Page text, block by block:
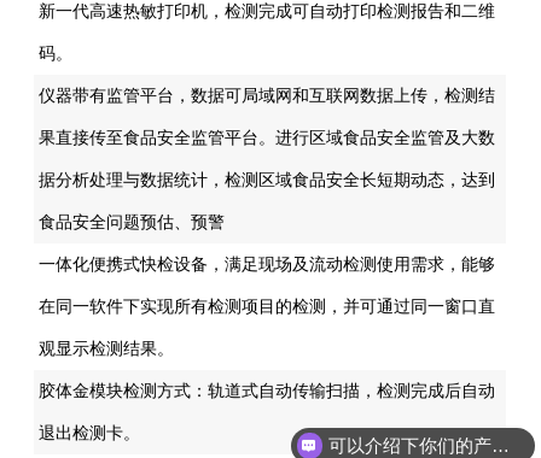
新一代高速热敏打印机，检测完成可自动打印检测报告和二维
码。
仪器带有监管平台，数据可局域网和互联网数据上传，检测结
果直接传至食品安全监管平台。进行区域食品安全监管及大数
据分析处理与数据统计，检测区域食品安全长短期动态，达到
食品安全问题预估、预警
一体化便携式快检设备，满足现场及流动检测使用需求，能够
在同一软件下实现所有检测项目的检测，并可通过同一窗口直
观显示检测结果。
胶体金模块检测方式：轨道式自动传输扫描，检测完成后自动
退出检测卡。
可以介绍下你们的产品么